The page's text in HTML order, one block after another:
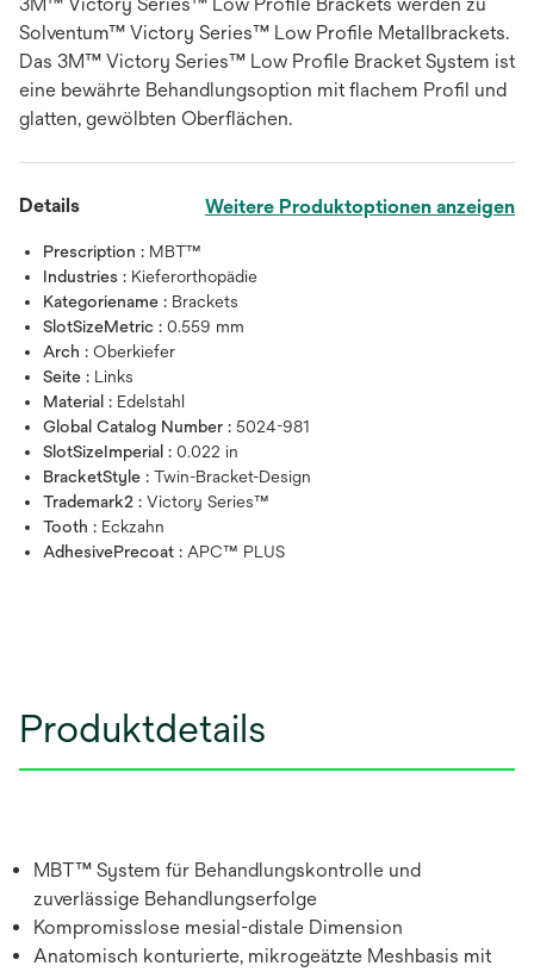
Solventum™ Victory Series™ Low Profile Metallbrackets.
Das 3M™ Victory Series™ Low Profile Bracket System ist
eine bewährte Behandlungsoption mit flachem Profil und
glatten, gewölbten Oberflächen.
Details Weitere Produktoptionen anzeigen
Prescription : MBT™
Industries : Kieferorthopädie
Kategoriename : Brackets
SlotSizeMetric : 0.559 mm
Arch : Oberkiefer
Seite : Links
Material : Edelstahl
Global Catalog Number : 5024-981
SlotSizeImperial : 0.022 in
BracketStyle : Twin-Bracket-Design
Trademark2 : Victory Series™
Tooth : Eckzahn
AdhesivePrecoat : APC™ PLUS
Produktdetails
MBT™ System für Behandlungskontrolle und
zuverlässige Behandlungserfolge
Kompromisslose mesial-distale Dimension
Anatomisch konturierte, mikrogeätzte Meshbasis mit